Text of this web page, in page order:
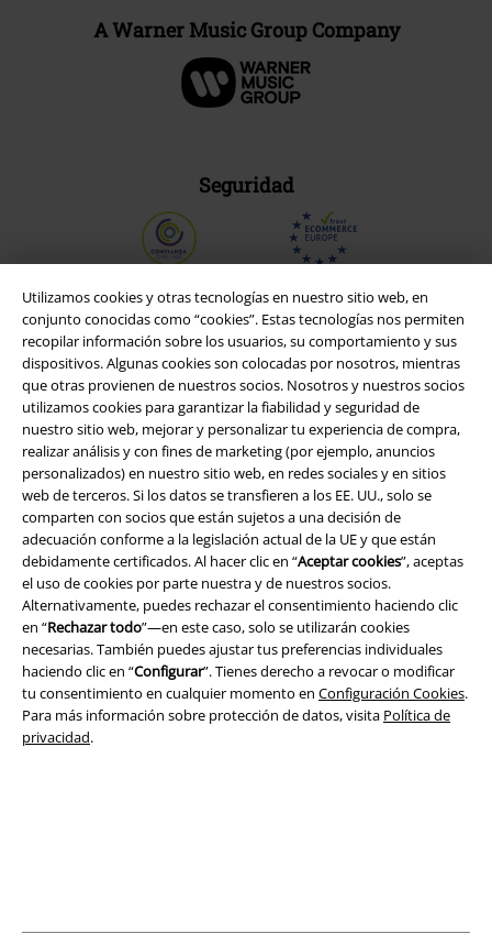
Utilizamos cookies y otras tecnologías en nuestro sitio web, en
conjunto conocidas como “cookies”. Estas tecnologías nos permiten
recopilar información sobre los usuarios, su comportamiento y sus
dispositivos. Algunas cookies son colocadas por nosotros, mientras
que otras provienen de nuestros socios. Nosotros y nuestros socios
utilizamos cookies para garantizar la fiabilidad y seguridad de
nuestro sitio web, mejorar y personalizar tu experiencia de compra,
realizar análisis y con fines de marketing (por ejemplo, anuncios
personalizados) en nuestro sitio web, en redes sociales y en sitios
web de terceros. Si los datos se transfieren a los EE. UU., solo se
comparten con socios que están sujetos a una decisión de
adecuación conforme a la legislación actual de la UE y que están
debidamente certificados. Al hacer clic en “Aceptar cookies”, aceptas
el uso de cookies por parte nuestra y de nuestros socios.
Alternativamente, puedes rechazar el consentimiento haciendo clic
en “Rechazar todo”—en este caso, solo se utilizarán cookies
necesarias. También puedes ajustar tus preferencias individuales
haciendo clic en “Configurar”. Tienes derecho a revocar o modificar
tu consentimiento en cualquier momento en Configuración Cookies.
Para más información sobre protección de datos, visita Política de
privacidad.
A Warner Music Group Company
Seguridad
Legal
Términos y Condiciones
Aviso Legal
Ley protección de datos
Eliminación de residuos y protección del medioambiente
Declaración de Conformidad